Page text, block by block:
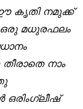
കൃതി നമുക്ക്
ഒരു മധുരഫലം
നാം